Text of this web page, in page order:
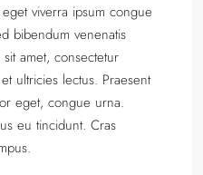
viverra ipsum congue
bibendum venenatis
amet, consectetur
ultricies lectus. Praesent
eget, congue urna.
eu tincidunt. Cras